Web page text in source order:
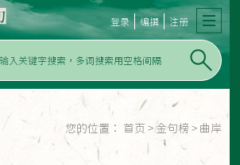
登录 编撰 注册
您的位置： 首页 > 金句榜 > 曲岸